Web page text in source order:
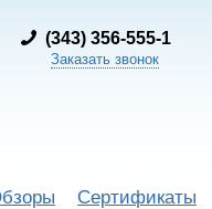
(343) 356-555-1
Заказать звонок
Сертификаты